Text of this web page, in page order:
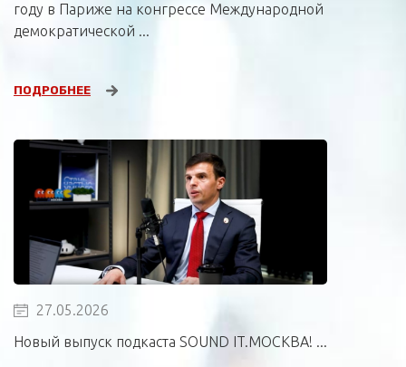
году в Париже на конгрессе Международной
демократической ...
ПОДРОБНЕЕ
27.05.2026
Новый выпуск подкаста SOUND IT.МОСКВА! ...